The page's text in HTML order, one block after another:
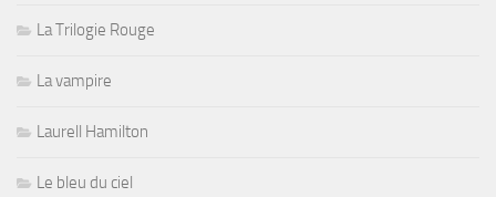
La Trilogie Rouge
La vampire
Laurell Hamilton
Le bleu du ciel